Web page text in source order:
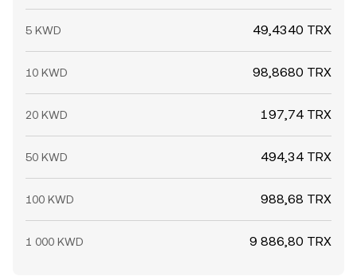
5 KWD 49,4340 TRX
10 KWD 98,8680 TRX
20 KWD 197,74 TRX
50 KWD 494,34 TRX
100 KWD 988,68 TRX
1 000 KWD 9 886,80 TRX